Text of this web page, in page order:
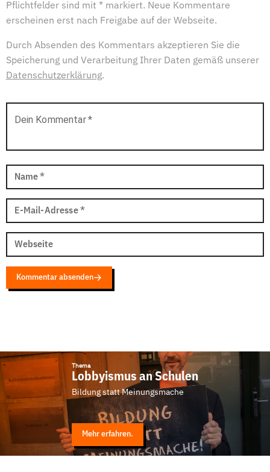
Pflichtfelder sind mit * markiert. Neue Kommentare
erscheinen erst nach Freigabe auf der Webseite.
Durch Absenden des Kommentars akzeptieren Sie die
Speicherung und Verarbeitung Ihrer Daten gemäß unserer
Datenschutzerklärung.
Dein Kommentar*
Name *
E-Mail-Adresse *
Webseite
Kommentar absenden
Thema
Lobbyismus an Schulen
Bildung statt Meinungsmache
Mehr erfahren.